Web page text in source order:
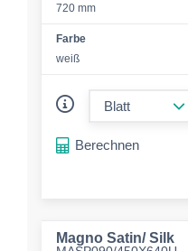
720 mm
Farbe
weiß
Berechnen
Magno Satin/ Silk